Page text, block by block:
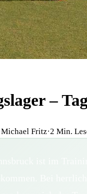
–
Michael Fritz·2 Min.